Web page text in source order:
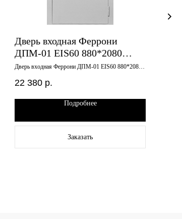
Дверь входная Феррони
ДПМ-01 EIS60 880*2080
правая RAL 7035
Дверь входная Феррони ДПМ-01 EIS60 880*2080
22 380 р.
Подробнее
Заказать